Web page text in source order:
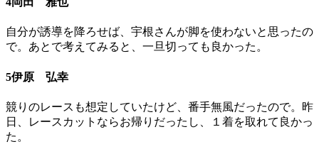
自分が誘導を降ろせば、宇根さんが脚を使わないと思ったの
で。あとで考えてみると、一旦切っても良かった。
5伊原 弘幸
競りのレースも想定していたけど、番手無風だったので。昨
日、レースカットならお帰りだったし、１着を取れて良かっ
た。